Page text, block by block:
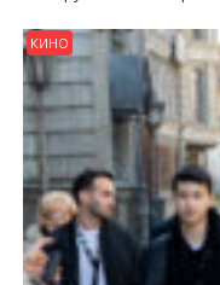
КИНО